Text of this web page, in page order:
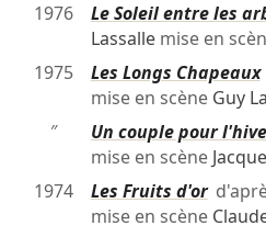
1976
Le Soleil entre les
Lassallemise en
1975
Les Longs Chapeaux
mise en scène Guy
″
Un couple pour
mise en scène
1974
Les Fruits d'or
mise en scène